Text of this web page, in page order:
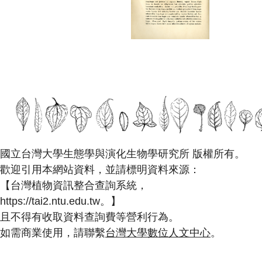
國立台灣大學生態學與演化生物學研究所 版權所有。
歡迎引用本網站資料，並請標明資料來源：
【台灣植物資訊整合查詢系統，
https://tai2.ntu.edu.tw。】
且不得有收取資料查詢費等營利行為。
如需商業使用，請聯繫台灣大學數位人文中心。